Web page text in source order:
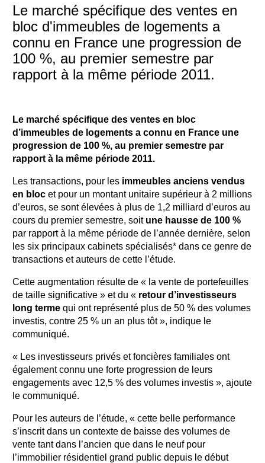
Le marché spécifique des ventes en
bloc d'immeubles de logements a
connu en France une progression de
100 %, au premier semestre par
rapport à la même période 2011.
Le marché spécifique des ventes en bloc
d’immeubles de logements a connu en France une
progression de 100 %, au premier semestre par
rapport à la même période 2011.
Les transactions, pour les immeubles anciens vendus
en bloc et pour un montant unitaire supérieur à 2 millions
d’euros, se sont élevées à plus de 1,2 milliard d’euros au
cours du premier semestre, soit une hausse de 100 %
par rapport à la même période de l’année dernière, selon
les six principaux cabinets spécialisés* dans ce genre de
transactions et auteurs de cette l’étude.
Cette augmentation résulte de « la vente de portefeuilles
de taille significative » et du « retour d’investisseurs
long terme qui ont représenté plus de 50 % des volumes
investis, contre 25 % un an plus tôt », indique le
communiqué.
« Les investisseurs privés et foncières familiales ont
également connu une forte progression de leurs
engagements avec 12,5 % des volumes investis », ajoute
le communiqué.
Pour les auteurs de l’étude, « cette belle performance
s’inscrit dans un contexte de baisse des volumes de
vente tant dans l’ancien que dans le neuf pour
l’immobilier résidentiel grand public depuis le début